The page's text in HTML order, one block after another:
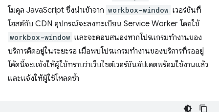
โมดูล JavaScript ซึ่งนำเข้าจาก workbox-window เวอร์ชันที่
โฮสต์กับ CDN อุปกรณ์จะลงทะเบียน Service Worker โดยใช้
workbox-window และจะตอบสนองหากโปรแกรมทำงานของ
บริการติดอยู่ในระยะรอ เมื่อพบโปรแกรมทำงานของบริการที่รออยู่
โค้ดนี้จะแจ้งให้ผู้ใช้ทราบว่าเว็บไซต์เวอร์ชันอัปเดตพร้อมใช้งานแล้ว
และแจ้งให้ผู้ใช้โหลดซ้ำ